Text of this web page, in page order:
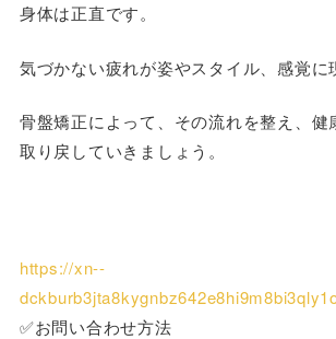
身体は正直です。
気づかない疲れが姿やスタイル、感覚に
骨盤矯正によって、その流れを整え、健
取り戻していきましょう。
https://xn--
✅お問い合わせ方法